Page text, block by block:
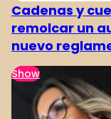
Cadenas y
remolcar un
nuevo
Show